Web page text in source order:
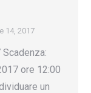
14, 2017
ore 12:00
un